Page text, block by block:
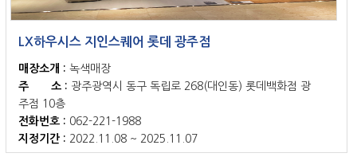
LX하우시스 지인스퀘어 롯데 광주점
매장소개 : 녹색매장
주 소 : 광주광역시 동구 독립로 268(대인동) 롯데백화점 광
주점 10층
전화번호 : 062-221-1988
지정기간 : 2022.11.08 ~ 2025.11.07